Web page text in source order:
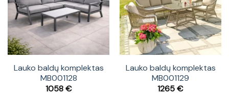
Lauko baldų komplektas
MB001128
1058€
Lauko baldų komplektas
MB001129
1265€